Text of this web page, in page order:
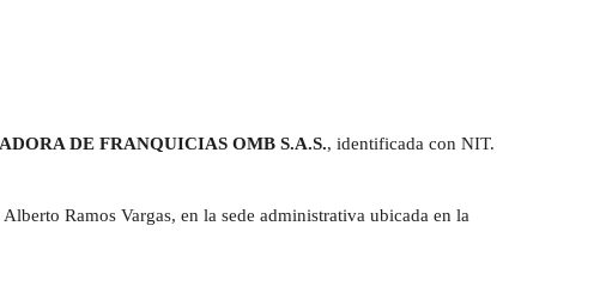
DE FRANQUICIAS OMB S.A.S., identificada con NIT.
Ramos Vargas, en la sede administrativa ubicada en la